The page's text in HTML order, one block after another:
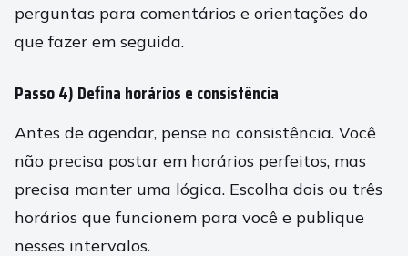
perguntas para comentários e orientações do
que fazer em seguida.
Passo 4) Defina horários e consistência
Antes de agendar, pense na consistência. Você
não precisa postar em horários perfeitos, mas
precisa manter uma lógica. Escolha dois ou três
horários que funcionem para você e publique
nesses intervalos.